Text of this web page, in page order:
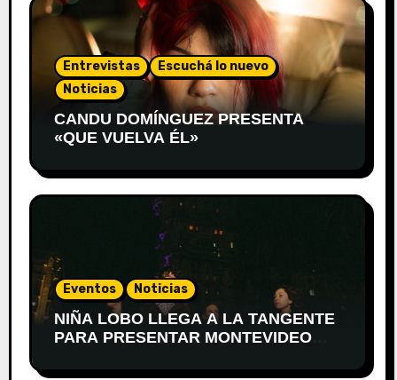
Entrevistas
Escuchá lo nuevo
Noticias
CANDU DOMÍNGUEZ PRESENTA
«QUE VUELVA ÉL»
Eventos Noticias
NIÑA LOBO LLEGA A LA TANGENTE
PARA PRESENTAR MONTEVIDEO